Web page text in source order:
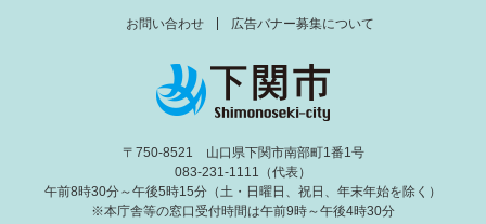
お問い合わせ 広告バナー募集について
〒750-8521 山口県下関市南部町1番1号
083-231-1111（代表）
午前8時30分～午後5時15分（土・日曜日、祝日、年末年始を除く）
※本庁舎等の窓口受付時間は午前9時～午後4時30分